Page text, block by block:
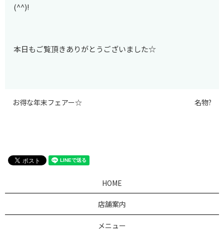
(^^)!
本日もご覧頂きありがとうございました☆
お得な年末フェアー☆ 名物?
HOME
店舗案内
メニュー